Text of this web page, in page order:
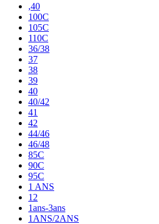
,40
100C
105C
110C
36/38
37
38
39
40
40/42
41
42
44/46
46/48
85C
90C
95C
1 ANS
12
1ans-3ans
1ANS/2ANS